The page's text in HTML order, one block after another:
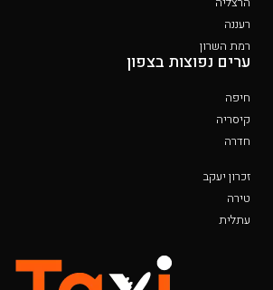
רעננה
רמת השרון
ערים נפוצות בצפון
חיפה
קיסריה
חדרה
זכרון יעקב
טירה
עתלית